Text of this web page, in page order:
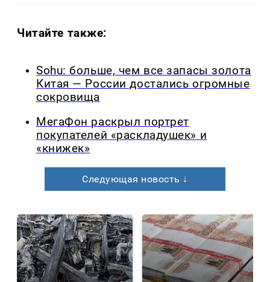
Читайте также:
Sohu: больше, чем все запасы золота
Китая — России достались огромные
сокровища
МегаФон раскрыл портрет
покупателей «раскладушек» и
«книжек»
Следующая новость ↓